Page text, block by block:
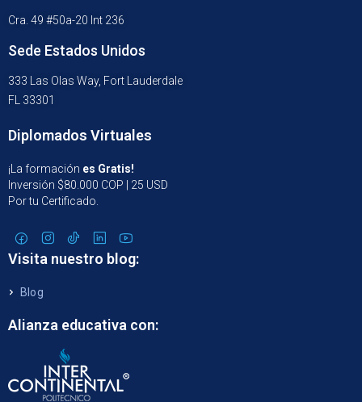
Cra. 49 #50a-20 Int 236
Sede Estados Unidos
333 Las Olas Way, Fort Lauderdale
FL 33301
Diplomados Virtuales
¡La formación es Gratis!
Inversión $80.000 COP | 25 USD
Por tu Certificado.
Visita nuestro blog:
Blog
Alianza educativa con: